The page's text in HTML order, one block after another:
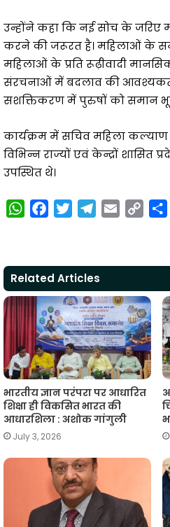
उन्होंने कहा कि नई सोच के जरिए
करने की जरूरत है। महिलाओं के
महिलाओं के प्रति रूढ़ीवादी
संरचनाओं में बदलाव की
सशक्तिकरण में पुरुषों को समान
कार्यक्रम में सचिव महिला
विभिन्न राज्यों एवं केन्द्रों
उपस्थित थे।
W
t
s
A
p
p
e
b
o
o
k
t
t
e
r
e
g
r
a
m
i
y
i
n
k
Related Articles
भारतीय ज्ञान परंपरा पर आधारित
शिक्षा ही विकसित भारत की
आधारशिला : अशोक गांगुली
July 3, 2026